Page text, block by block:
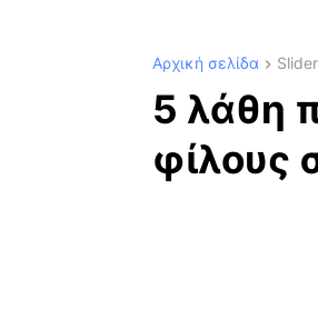
Αρχική σελίδα Slider
5 λάθη
φίλους